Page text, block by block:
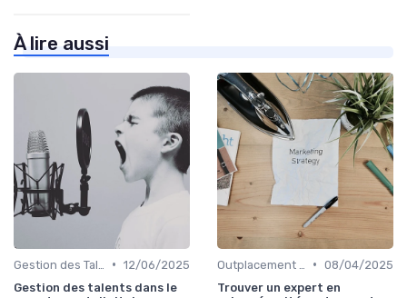
À lire aussi
• 12/06/2025
Gestion des talents dans le
• 08/04/2025
Trouver un expert en